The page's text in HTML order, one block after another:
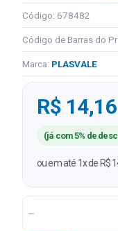
Código: 678482
Código de Barras do
Marca: PLASVALE
R$ 14,16
(já com 5% de
ou em até 1x de R$